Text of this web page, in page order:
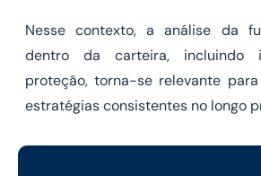
Nesse contexto, a análise da
dentro da carteira, incluindo
proteção, torna-se relevante
estratégias consistentes no longo